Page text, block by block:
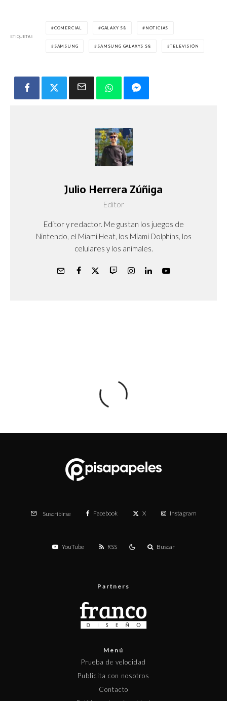
ETIQUETAS
COMERCIAL GALAXY S8 NOTICIAS
SAMSUNG SAMSUNG GALAXYS S8 TELEVISIÓN
Julio Herrera Zúñiga
Editor
Editor y redactor. Me gustan los juegos de
Nintendo, el Miami Heat, los Miami Dolphins, los
celulares y los animales.
Suscribirse Facebook X Instagram
YouTube RSS Buscar
Partners
Menú
Prueba de velocidad
Publicita con nosotros
Contacto